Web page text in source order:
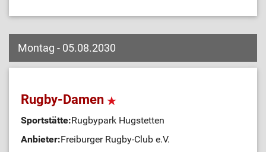
Montag - 05.08.2030
Rugby-Damen
Sportstätte:Rugbypark Hugstetten
Anbieter:Freiburger Rugby-Club e.V.